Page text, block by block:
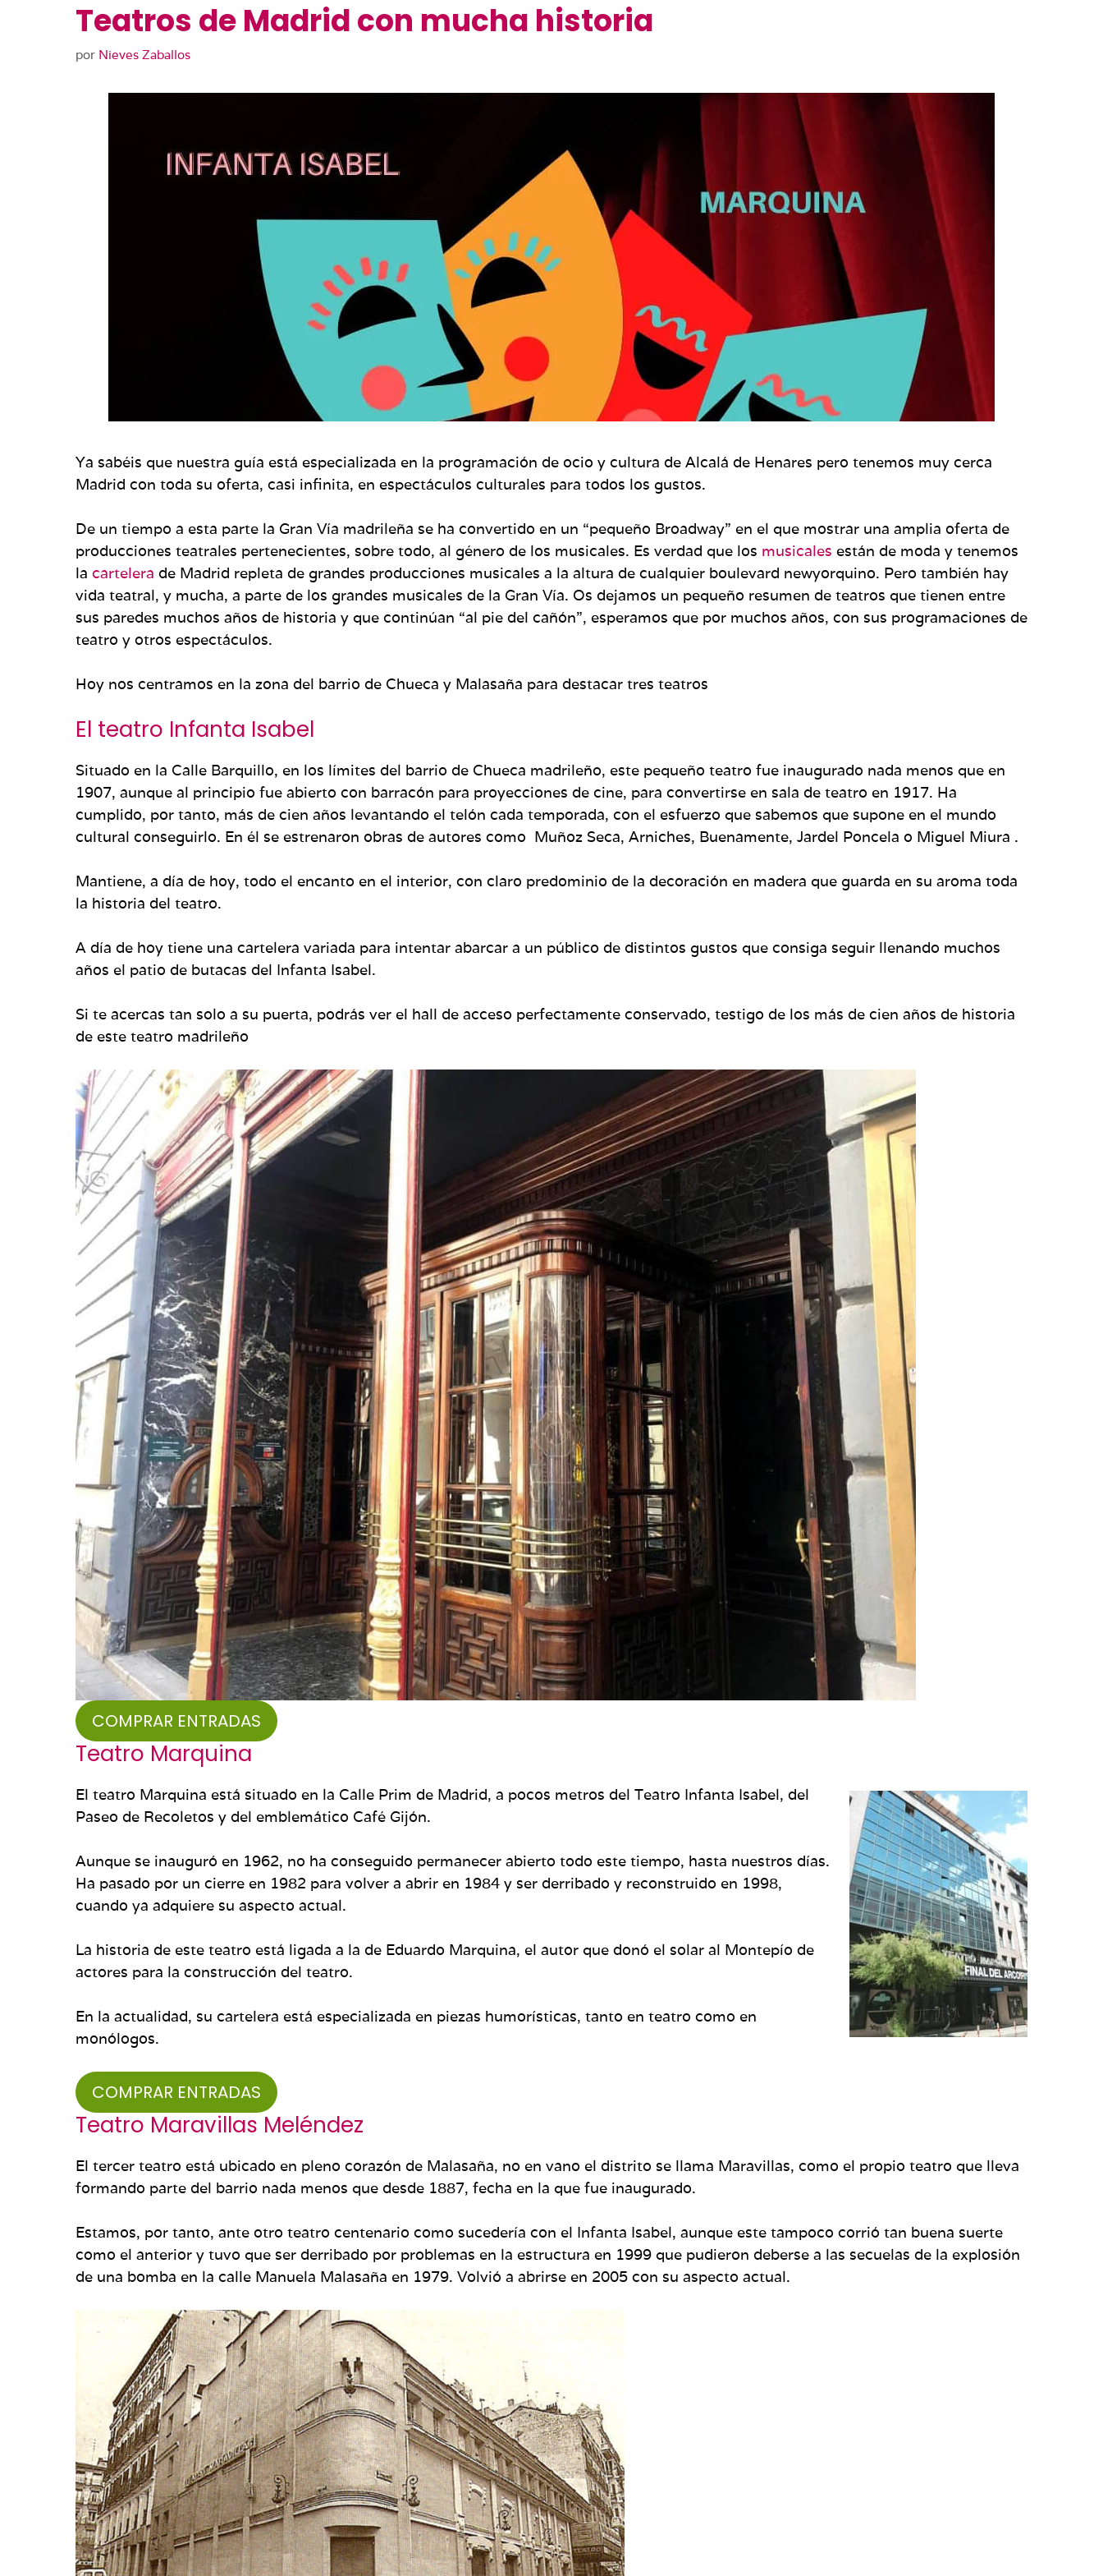
Teatros de Madrid con mucha historia
por Nieves Zaballos
Ya sabéis que nuestra guía está especializada en la programación de ocio y cultura de Alcalá de Henares pero tenemos muy cerca
Madrid con toda su oferta, casi infinita, en espectáculos culturales para todos los gustos.
De un tiempo a esta parte la Gran Vía madrileña se ha convertido en un “pequeño Broadway” en el que mostrar una amplia oferta de
producciones teatrales pertenecientes, sobre todo, al género de los musicales. Es verdad que los musicales están de moda y tenemos
la cartelera de Madrid repleta de grandes producciones musicales a la altura de cualquier boulevard newyorquino. Pero también hay
vida teatral, y mucha, a parte de los grandes musicales de la Gran Vía. Os dejamos un pequeño resumen de teatros que tienen entre
sus paredes muchos años de historia y que continúan “al pie del cañón”, esperamos que por muchos años, con sus programaciones de
teatro y otros espectáculos.
Hoy nos centramos en la zona del barrio de Chueca y Malasaña para destacar tres teatros
El teatro Infanta Isabel
Situado en la Calle Barquillo, en los límites del barrio de Chueca madrileño, este pequeño teatro fue inaugurado nada menos que en
1907, aunque al principio fue abierto con barracón para proyecciones de cine, para convertirse en sala de teatro en 1917. Ha
cumplido, por tanto, más de cien años levantando el telón cada temporada, con el esfuerzo que sabemos que supone en el mundo
cultural conseguirlo. En él se estrenaron obras de autores como Muñoz Seca, Arniches, Buenamente, Jardel Poncela o Miguel Miura .
Mantiene, a día de hoy, todo el encanto en el interior, con claro predominio de la decoración en madera que guarda en su aroma toda
la historia del teatro.
A día de hoy tiene una cartelera variada para intentar abarcar a un público de distintos gustos que consiga seguir llenando muchos
años el patio de butacas del Infanta Isabel.
Si te acercas tan solo a su puerta, podrás ver el hall de acceso perfectamente conservado, testigo de los más de cien años de historia
de este teatro madrileño
COMPRAR ENTRADAS
Teatro Marquina
El teatro Marquina está situado en la Calle Prim de Madrid, a pocos metros del Teatro Infanta Isabel, del
Paseo de Recoletos y del emblemático Café Gijón.
Aunque se inauguró en 1962, no ha conseguido permanecer abierto todo este tiempo, hasta nuestros días.
Ha pasado por un cierre en 1982 para volver a abrir en 1984 y ser derribado y reconstruido en 1998,
cuando ya adquiere su aspecto actual.
La historia de este teatro está ligada a la de Eduardo Marquina, el autor que donó el solar al Montepío de
actores para la construcción del teatro.
En la actualidad, su cartelera está especializada en piezas humorísticas, tanto en teatro como en
monólogos.
COMPRAR ENTRADAS
Teatro Maravillas Meléndez
El tercer teatro está ubicado en pleno corazón de Malasaña, no en vano el distrito se llama Maravillas, como el propio teatro que lleva
formando parte del barrio nada menos que desde 1887, fecha en la que fue inaugurado.
Estamos, por tanto, ante otro teatro centenario como sucedería con el Infanta Isabel, aunque este tampoco corrió tan buena suerte
como el anterior y tuvo que ser derribado por problemas en la estructura en 1999 que pudieron deberse a las secuelas de la explosión
de una bomba en la calle Manuela Malasaña en 1979. Volvió a abrirse en 2005 con su aspecto actual.